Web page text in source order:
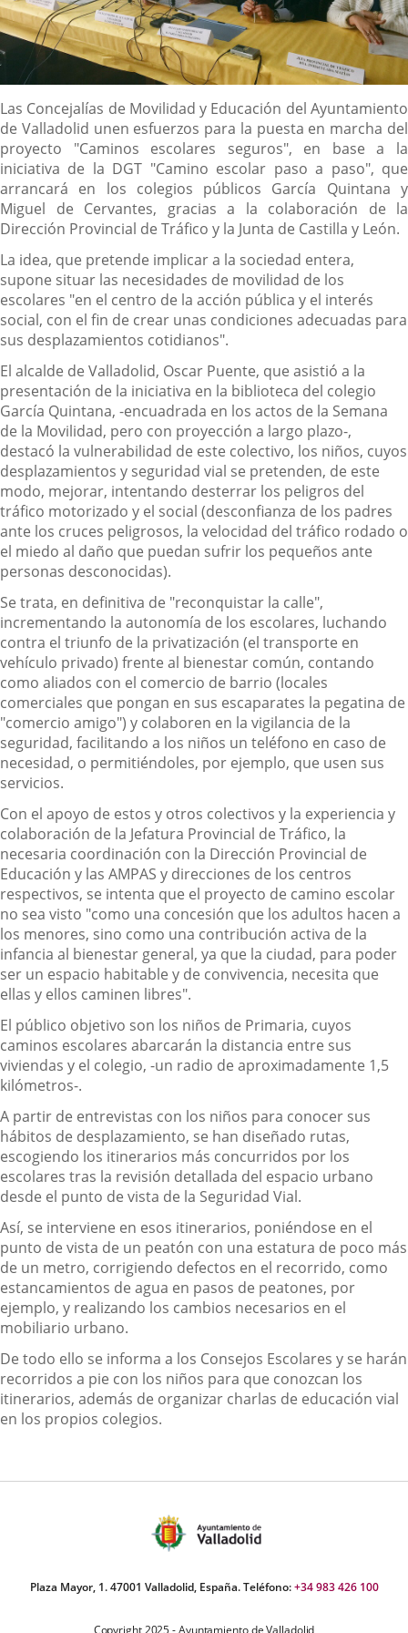
Descripción
Las Concejalías de Movilidad y Educación del Ayuntamiento
de Valladolid unen esfuerzos para la puesta en marcha del
proyecto "Caminos escolares seguros", en base a la
iniciativa de la DGT "Camino escolar paso a paso", que
arrancará en los colegios públicos García Quintana y
Miguel de Cervantes, gracias a la colaboración de la
Dirección Provincial de Tráfico y la Junta de Castilla y León.
La idea, que pretende implicar a la sociedad entera,
supone situar las necesidades de movilidad de los
escolares "en el centro de la acción pública y el interés
social, con el fin de crear unas condiciones adecuadas para
sus desplazamientos cotidianos".
El alcalde de Valladolid, Oscar Puente, que asistió a la
presentación de la iniciativa en la biblioteca del colegio
García Quintana, -encuadrada en los actos de la Semana
de la Movilidad, pero con proyección a largo plazo-,
destacó la vulnerabilidad de este colectivo, los niños, cuyos
desplazamientos y seguridad vial se pretenden, de este
modo, mejorar, intentando desterrar los peligros del
tráfico motorizado y el social (desconfianza de los padres
ante los cruces peligrosos, la velocidad del tráfico rodado o
el miedo al daño que puedan sufrir los pequeños ante
personas desconocidas).
Se trata, en definitiva de "reconquistar la calle",
incrementando la autonomía de los escolares, luchando
contra el triunfo de la privatización (el transporte en
vehículo privado) frente al bienestar común, contando
como aliados con el comercio de barrio (locales
comerciales que pongan en sus escaparates la pegatina de
"comercio amigo") y colaboren en la vigilancia de la
seguridad, facilitando a los niños un teléfono en caso de
necesidad, o permitiéndoles, por ejemplo, que usen sus
servicios.
Con el apoyo de estos y otros colectivos y la experiencia y
colaboración de la Jefatura Provincial de Tráfico, la
necesaria coordinación con la Dirección Provincial de
Educación y las AMPAS y direcciones de los centros
respectivos, se intenta que el proyecto de camino escolar
no sea visto "como una concesión que los adultos hacen a
los menores, sino como una contribución activa de la
infancia al bienestar general, ya que la ciudad, para poder
ser un espacio habitable y de convivencia, necesita que
ellas y ellos caminen libres".
El público objetivo son los niños de Primaria, cuyos
caminos escolares abarcarán la distancia entre sus
viviendas y el colegio, -un radio de aproximadamente 1,5
kilómetros-.
A partir de entrevistas con los niños para conocer sus
hábitos de desplazamiento, se han diseñado rutas,
escogiendo los itinerarios más concurridos por los
escolares tras la revisión detallada del espacio urbano
desde el punto de vista de la Seguridad Vial.
Así, se interviene en esos itinerarios, poniéndose en el
punto de vista de un peatón con una estatura de poco más
de un metro, corrigiendo defectos en el recorrido, como
estancamientos de agua en pasos de peatones, por
ejemplo, y realizando los cambios necesarios en el
mobiliario urbano.
De todo ello se informa a los Consejos Escolares y se harán
recorridos a pie con los niños para que conozcan los
itinerarios, además de organizar charlas de educación vial
en los propios colegios.
Plaza Mayor, 1. 47001 Valladolid, España. Teléfono:+34 983 426 100
Copyright 2025 - Ayuntamiento de Valladolid